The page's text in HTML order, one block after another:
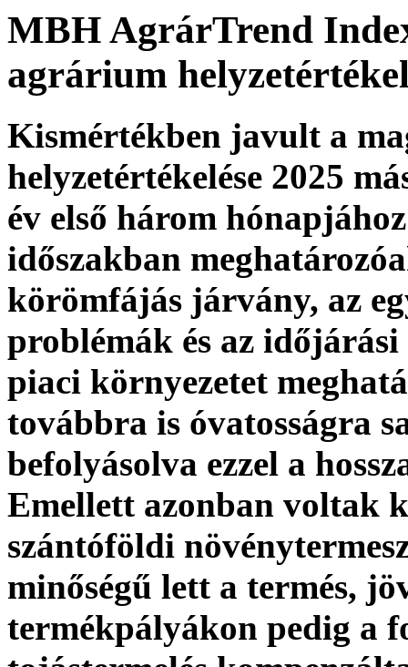
MBH AgrárTrend
agrárium
Kismértékben javult a
helyzetértékelése 2025
év első három
időszakban
körömfájás járvány, az
problémák és az időjárási
piaci környezetet
továbbra is óvatosságra
befolyásolva ezzel a
Emellett azonban voltak
szántóföldi
minőségű lett a termés,
termékpályákon pedig a